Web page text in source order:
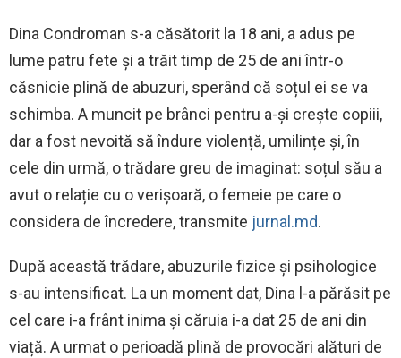
Dina Condroman s-a căsătorit la 18 ani, a adus pe
lume patru fete și a trăit timp de 25 de ani într-o
căsnicie plină de abuzuri, sperând că soțul ei se va
schimba. A muncit pe brânci pentru a-și crește copiii,
dar a fost nevoită să îndure violență, umilințe și, în
cele din urmă, o trădare greu de imaginat: soțul său a
avut o relație cu o verișoară, o femeie pe care o
considera de încredere, transmite jurnal.md.
După această trădare, abuzurile fizice și psihologice
s-au intensificat. La un moment dat, Dina l-a părăsit pe
cel care i-a frânt inima și căruia i-a dat 25 de ani din
viață. A urmat o perioadă plină de provocări alături de